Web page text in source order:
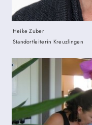
Heike Zuber
Standortleiterin Kreuzlingen